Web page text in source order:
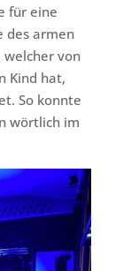
für eine
des armen
welcher von
Kind hat,
So konnte
wörtlich im